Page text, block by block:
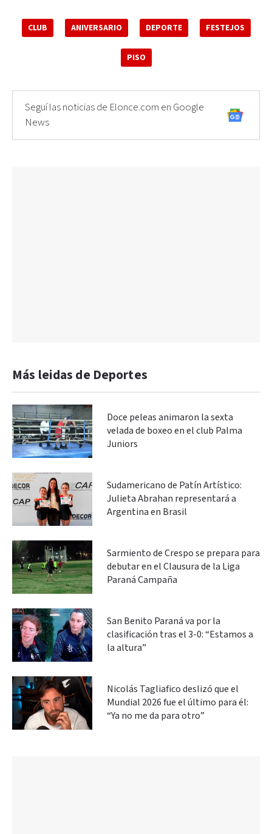
CLUB ANIVERSARIO DEPORTE FESTEJOS
PISO
Seguí las noticias de Elonce.com en Google
News
Más leidas de Deportes
Doce peleas animaron la sexta
velada de boxeo en el club Palma
Juniors
Sudamericano de Patín Artístico:
Julieta Abrahan representará a
Argentina en Brasil
Sarmiento de Crespo se prepara para
debutar en el Clausura de la Liga
Paraná Campaña
San Benito Paraná va por la
clasificación tras el 3-0: “Estamos a
la altura”
Nicolás Tagliafico deslizó que el
Mundial 2026 fue el último para él:
“Ya no me da para otro”